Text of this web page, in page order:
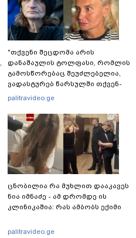
"თქვენი შეცდომა არის
დანაშაულის ტოლფასი, რომ­ლის
გა­მოს­წო­რე­ბაც შე­უძ­ლე­ბე­ლია,
ვა­დას­ტუ­რებ წარ­სულ­ში თქვენ­
და­მი დიდ პა­ტი­ვის­ცე­მას" - კა
palitravideo.ge
ცნობილია რა მუხლით დააკავეს
ნია იმნაძე - ამ დრომდე ის
კლინიკაშია: რას ამბობს ექიმი
palitravideo.ge